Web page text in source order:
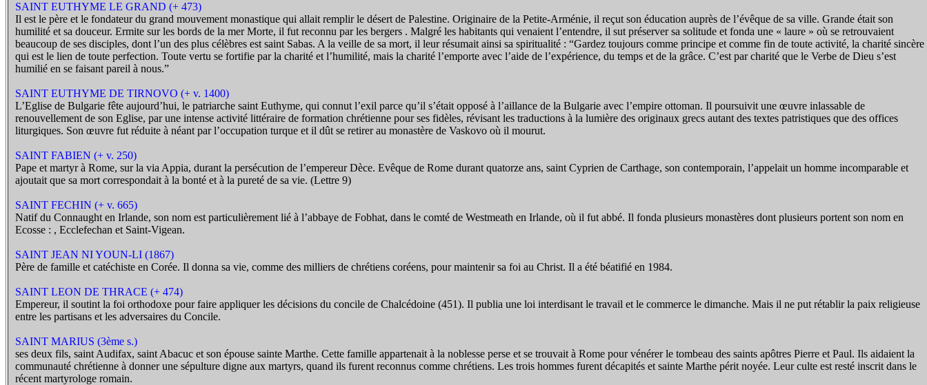
SAINT EUTHYME LE GRAND (+ 473)
Il est le père et le fondateur du grand mouvement monastique qui allait remplir le désert de Palestine. Originaire de la Petite-Arménie, il reçut son éducation auprès de l’évêque de sa ville. Grande était son
humilité et sa douceur. Ermite sur les bords de la mer Morte, il fut reconnu par les bergers . Malgré les habitants qui venaient l’entendre, il sut préserver sa solitude et fonda une « laure » où se retrouvaient
beaucoup de ses disciples, dont l’un des plus célèbres est saint Sabas. A la veille de sa mort, il leur résumait ainsi sa spiritualité : “Gardez toujours comme principe et comme fin de toute activité, la charité sincère
qui est le lien de toute perfection. Toute vertu se fortifie par la charité et l’humilité, mais la charité l’emporte avec l’aide de l’expérience, du temps et de la grâce. C’est par charité que le Verbe de Dieu s’est
humilié en se faisant pareil à nous.”
SAINT EUTHYME DE TIRNOVO (+ v. 1400)
L’Eglise de Bulgarie fête aujourd’hui, le patriarche saint Euthyme, qui connut l’exil parce qu’il s’était opposé à l’aillance de la Bulgarie avec l’empire ottoman. Il poursuivit une œuvre inlassable de
renouvellement de son Eglise, par une intense activité littéraire de formation chrétienne pour ses fidèles, révisant les traductions à la lumière des originaux grecs autant des textes patristiques que des offices
liturgiques. Son œuvre fut réduite à néant par l’occupation turque et il dût se retirer au monastère de Vaskovo où il mourut.
SAINT FABIEN (+ v. 250)
Pape et martyr à Rome, sur la via Appia, durant la persécution de l’empereur Dèce. Evêque de Rome durant quatorze ans, saint Cyprien de Carthage, son contemporain, l’appelait un homme incomparable et
ajoutait que sa mort correspondait à la bonté et à la pureté de sa vie. (Lettre 9)
SAINT FECHIN (+ v. 665)
Natif du Connaught en Irlande, son nom est particulièrement lié à l’abbaye de Fobhat, dans le comté de Westmeath en Irlande, où il fut abbé. Il fonda plusieurs monastères dont plusieurs portent son nom en
Ecosse : , Ecclefechan et Saint-Vigean.
SAINT JEAN NI YOUN-LI (1867)
Père de famille et catéchiste en Corée. Il donna sa vie, comme des milliers de chrétiens coréens, pour maintenir sa foi au Christ. Il a été béatifié en 1984.
SAINT LEON DE THRACE (+ 474)
Empereur, il soutint la foi orthodoxe pour faire appliquer les décisions du concile de Chalcédoine (451). Il publia une loi interdisant le travail et le commerce le dimanche. Mais il ne put rétablir la paix religieuse
entre les partisans et les adversaires du Concile.
SAINT MARIUS (3ème s.)
ses deux fils, saint Audifax, saint Abacuc et son épouse sainte Marthe. Cette famille appartenait à la noblesse perse et se trouvait à Rome pour vénérer le tombeau des saints apôtres Pierre et Paul. Ils aidaient la
communauté chrétienne à donner une sépulture digne aux martyrs, quand ils furent reconnus comme chrétiens. Les trois hommes furent décapités et sainte Marthe périt noyée. Leur culte est resté inscrit dans le
récent martyrologe romain.